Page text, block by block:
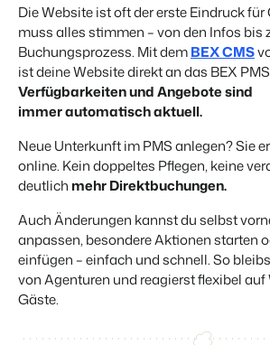
Die Website ist oft der erste Eindruck für
muss alles stimmen – von den Infos bis
Buchungsprozess. Mit demBEX CMS
ist deine Website direkt an das BEX
Verfügbarkeiten und Angebote sind
immer automatisch aktuell.
Neue Unterkunft im PMS anlegen? Sie
online. Kein doppeltes Pflegen, keine
deutlich mehr Direktbuchungen.
Auch Änderungen kannst du selbst
anpassen, besondere Aktionen starten
einfügen – einfach und schnell. So
von Agenturen und reagierst flexibel
Gäste.